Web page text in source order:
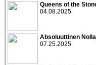
Queens of the
04.08.2025
Absoluuttinen
07.25.2025